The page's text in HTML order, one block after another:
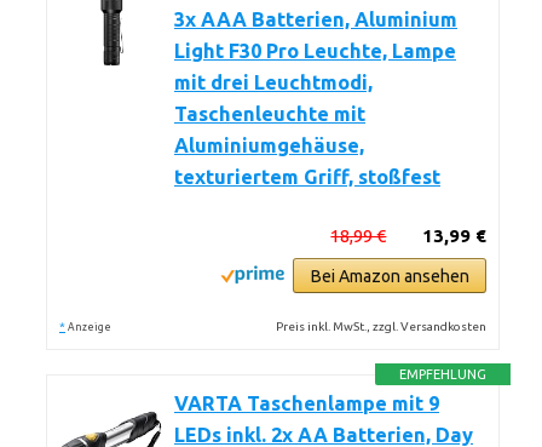
3x AAA Batterien, Aluminium
Light F30 Pro Leuchte, Lampe
mit drei Leuchtmodi,
Taschenleuchte mit
Aluminiumgehäuse,
texturiertem Griff, stoßfest
13,99 €
18,99 €
Bei Amazon ansehen
* Anzeige Preis inkl. MwSt., zzgl. Versandkosten
EMPFEHLUNG
VARTA Taschenlampe mit 9
LEDs inkl. 2x AA Batterien, Day